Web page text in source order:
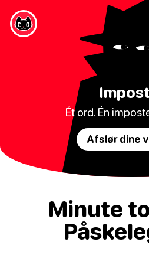
Ét ord. Én
Afslør dine
Minute